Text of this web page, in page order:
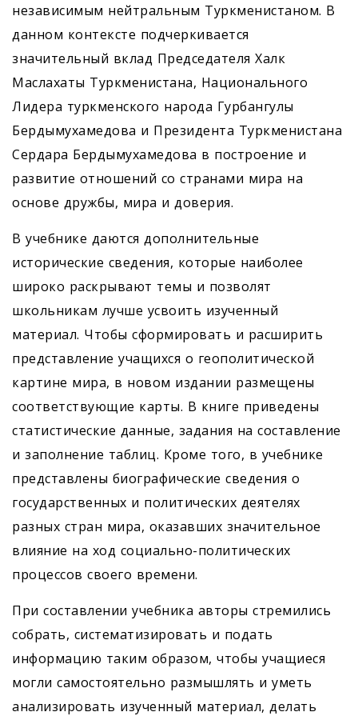
независимым нейтральным Туркменистаном. В
данном контексте подчеркивается
значительный вклад Председателя Халк
Маслахаты Туркменистана, Национального
Лидера туркменского народа Гурбангулы
Бердымухамедова и Президента Туркменистана
Сердара Бердымухамедова в построение и
развитие отношений со странами мира на
основе дружбы, мира и доверия.
В учебнике даются дополнительные
исторические сведения, которые наиболее
широко раскрывают темы и позволят
школьникам лучше усвоить изученный
материал. Чтобы сформировать и расширить
представление учащихся о геополитической
картине мира, в новом издании размещены
соответствующие карты. В книге приведены
статистические данные, задания на составление
и заполнение таблиц. Кроме того, в учебнике
представлены биографические сведения о
государственных и политических деятелях
разных стран мира, оказавших значительное
влияние на ход социально-политических
процессов своего времени.
При составлении учебника авторы стремились
собрать, систематизировать и подать
информацию таким образом, чтобы учащиеся
могли самостоятельно размышлять и уметь
анализировать изученный материал, делать